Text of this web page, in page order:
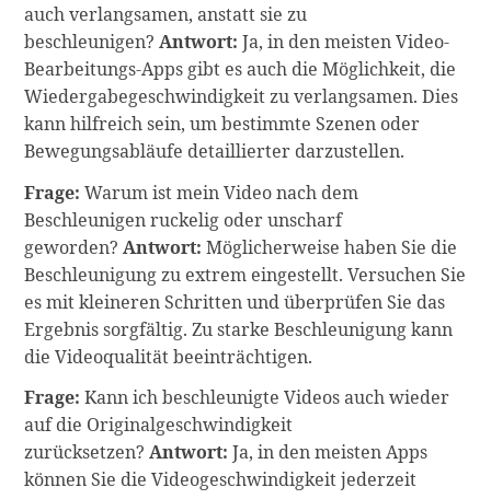
auch verlangsamen, anstatt sie zu
beschleunigen?Antwort: Ja, in den meisten Video-
Bearbeitungs-Apps gibt es auch die Möglichkeit, die
Wiedergabegeschwindigkeit zu verlangsamen. Dies
kann hilfreich sein, um bestimmte Szenen oder
Bewegungsabläufe detaillierter darzustellen.
Frage: Warum ist mein Video nach dem
Beschleunigen ruckelig oder unscharf
geworden?Antwort: Möglicherweise haben Sie die
Beschleunigung zu extrem eingestellt. Versuchen Sie
es mit kleineren Schritten und überprüfen Sie das
Ergebnis sorgfältig. Zu starke Beschleunigung kann
die Videoqualität beeinträchtigen.
Frage: Kann ich beschleunigte Videos auch wieder
auf die Originalgeschwindigkeit
zurücksetzen?Antwort: Ja, in den meisten Apps
können Sie die Videogeschwindigkeit jederzeit